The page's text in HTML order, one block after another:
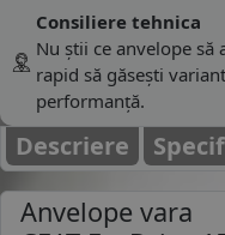
Consiliere tehnica
Nu știi ce anvelope să
rapid să găsești
performanță.
Descriere
Anvelope vara